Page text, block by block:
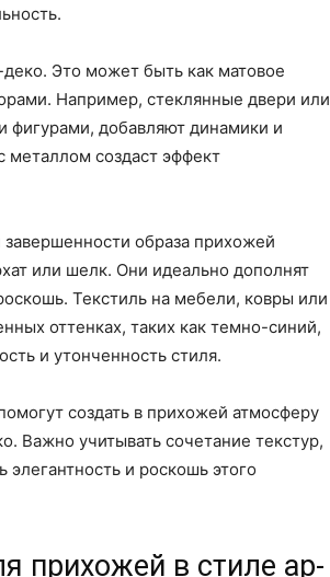
Это может быть как матовое
Например, стеклянные двери или
фигурами, добавляют динамики и
металлом создаст эффект
завершенности образа прихожей
или шелк. Они идеально дополнят
Текстиль на мебели, ковры или
оттенках, таких как темно-синий,
и утонченность стиля.
создать в прихожей атмосферу
Важно учитывать сочетание текстур,
и роскошь этого
прихожей в стиле ар-